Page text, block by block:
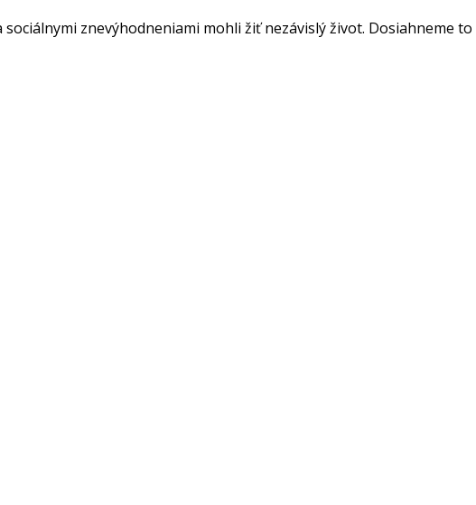
znevýhodneniami mohli žiť nezávislý život. Dosiahneme